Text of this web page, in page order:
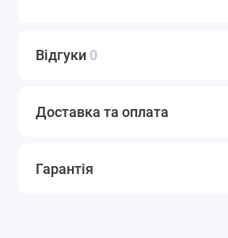
Відгуки 0
Доставка та оплата
Гарантія